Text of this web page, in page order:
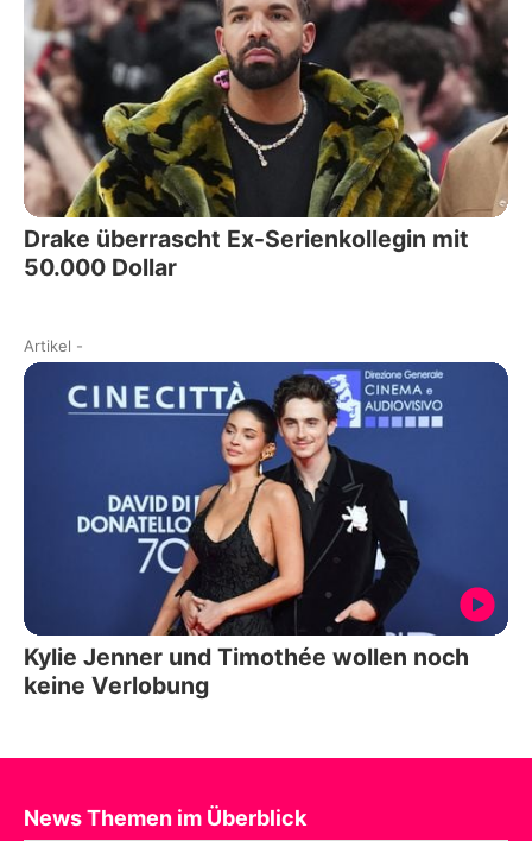
Drake überrascht Ex-Serienkollegin mit
50.000 Dollar
Artikel -
Kylie Jenner und Timothée wollen noch
keine Verlobung
News Themen im Überblick